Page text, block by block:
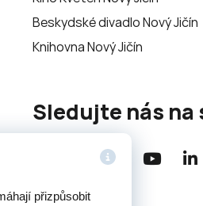
přizpůsobit
Beskydské divadlo Nový Jičín
Knihovna Nový Jičín
Sledujte nás na